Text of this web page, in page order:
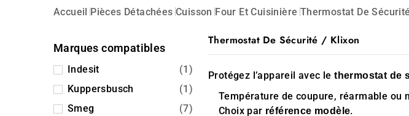
Accueil Pièces Détachées Cuisson Four Et Cuisinière Thermostat De
Marques compatibles
Indesit
(1)
Kuppersbusch
(1)
Smeg
(7)
Thermostat De Sécurité / Klixon
Protégez l’appareil avec lethermostat de
Température de coupure, réarmable ou
Choix par référence modèle.